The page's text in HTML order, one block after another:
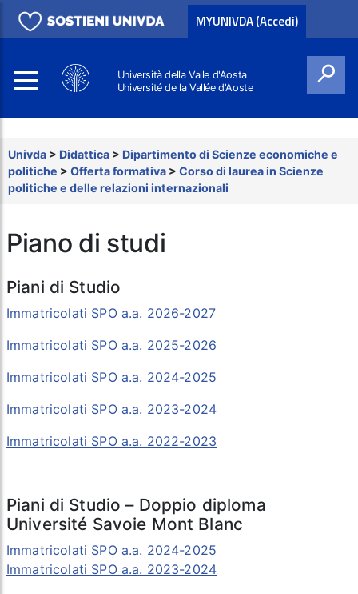
MYUNIVDA (Accedi)
Università della Valle d'Aosta
Université de la Vallée d'Aoste
Univda > Didattica > Dipartimento di Scienze economiche e
politiche > Offerta formativa > Corso di laurea in Scienze
politiche e delle relazioni internazionali
Piano di studi
Piani di Studio
Immatricolati SPO a.a. 2026-2027
Immatricolati SPO a.a. 2025-2026
Immatricolati SPO a.a. 2024-2025
Immatricolati SPO a.a. 2023-2024
Immatricolati SPO a.a. 2022-2023
Piani di Studio – Doppio diploma
Université Savoie Mont Blanc
Immatricolati SPO a.a. 2024-2025
Immatricolati SPO a.a. 2023-2024